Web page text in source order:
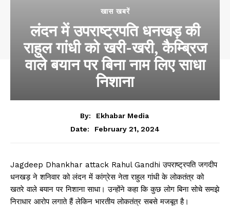
खास खबरें
लंदन में उपराष्ट्रपति धनखड़ की
राहुल गांधी को खरी-खरी, कैम्ब्रिज
वाले बयान पर बिना नाम लिए साधा
निशाना
By:
Ekhabar Media
Date:
February 21, 2024
Jagdeep Dhankhar attack Rahul Gandhi उपराष्ट्रपति जगदीप
धनखड़ ने शनिवार को लंदन में कांग्रेस नेता राहुल गांधी के लोकतंत्र को
खतरे वाले बयान पर निशाना साधा। उन्होंने कहा कि कुछ लोग बिना सोचे समझे
निराधार आरोप लगाते हैं लेकिन भारतीय लोकतंत्र सबसे मजबूत है।